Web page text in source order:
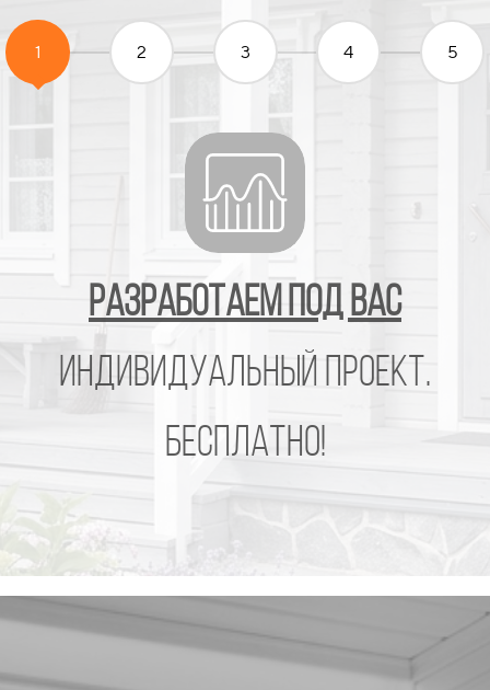
1 2 3 4 5
Адаптируем вашпроект бани
или дома с другого сайта